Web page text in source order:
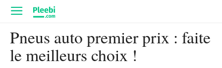
Pneus auto premier prix : faite
le meilleurs choix !